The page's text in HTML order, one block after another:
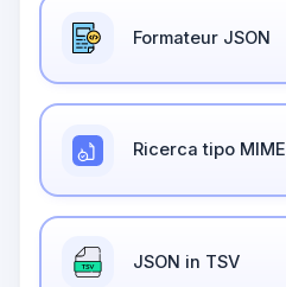
Formateur JSON
Ricerca tipo MIME
JSON in TSV